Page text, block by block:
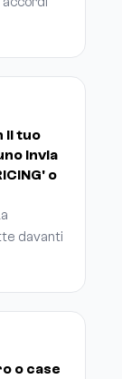
il tuo
invia
o
davanti
o case